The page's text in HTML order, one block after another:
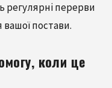
регулярні перерви
постави.
коли це